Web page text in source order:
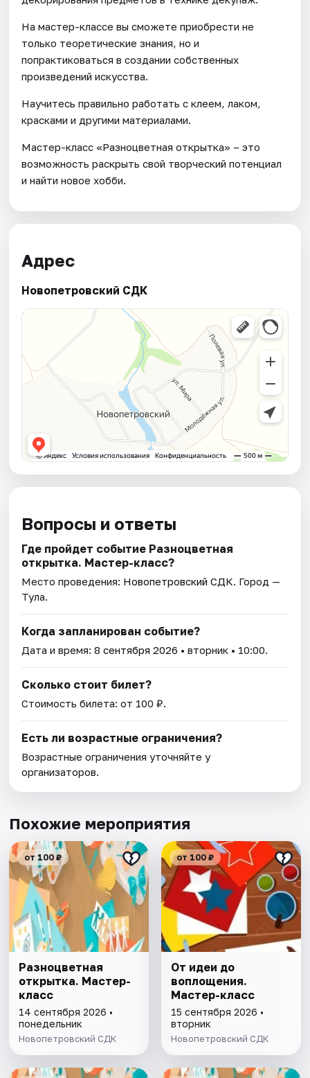
На мастер-классе вы сможете приобрести не
только теоретические знания, но и
попрактиковаться в создании собственных
произведений искусства.
Научитесь правильно работать с клеем, лаком,
красками и другими материалами.
Мастер-класс «Разноцветная открытка» – это
возможность раскрыть свой творческий потенциал
и найти новое хобби.
Адрес
Новопетровский СДК
Вопросы и ответы
Где пройдет событие Разноцветная
открытка. Мастер-класс?
Место проведения: Новопетровский СДК. Город —
Тула.
Когда запланирован событие?
Дата и время:8 сентября 2026 • вторник • 10:00.
Сколько стоит билет?
Стоимость билета: от 100 ₽.
Есть ли возрастные ограничения?
Возрастные ограничения уточняйте у
организаторов.
Похожие мероприятия
от 100 ₽
Разноцветная
открытка. Мастер-
класс
14 сентября 2026 •
понедельник
Новопетровский СДК
от 100 ₽
От идеи до
воплощения.
Мастер-класс
15 сентября 2026 •
вторник
Новопетровский СДК